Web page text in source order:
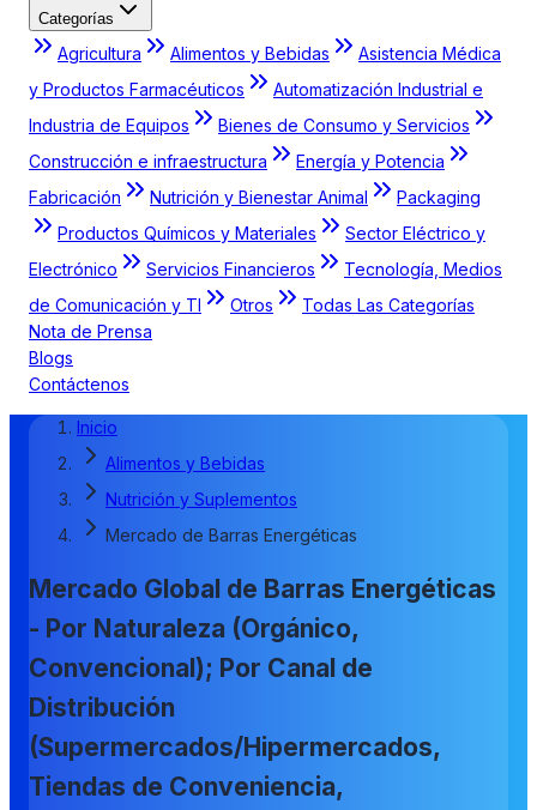
Categorías
Agricultura Alimentos y Bebidas
Asistencia Médica
y Productos Farmacéuticos
Automatización Industrial e
Industria de Equipos
Bienes de Consumo y Servicios
Construcción e infraestructura
Energía y Potencia
Fabricación
Nutrición y Bienestar Animal
Packaging
Productos Químicos y Materiales
Sector Eléctrico y
Electrónico
Servicios Financieros
Tecnología, Medios
de Comunicación y TI
Otros
Todas Las Categorías
Nota de Prensa
Blogs
Contáctenos
Inicio
Alimentos y Bebidas
Nutrición y Suplementos
Mercado de Barras Energéticas
Mercado Global de Barras Energéticas
- Por Naturaleza (Orgánico,
Convencional); Por Canal de
Distribución
(Supermercados/Hipermercados,
Tiendas de Conveniencia,